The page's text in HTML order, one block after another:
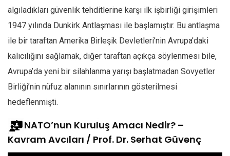
algıladıkları güvenlik tehditlerine karşı ilk işbirliği girişimleri
1947 yılında Dunkirk Antlaşması ile başlamıştır. Bu antlaşma
ile bir taraftan Amerika Birleşik Devletleri’nin Avrupa’daki
kalıcılığını sağlamak, diğer taraftan açıkça söylenmesi bile,
Avrupa’da yeni bir silahlanma yarışı başlatmadan Sovyetler
Birliği’nin nüfuz alanının sınırlarının gösterilmesi
hedeflenmişti.
NATO’nun Kuruluş Amacı Nedir? –
Kavram Avcıları / Prof. Dr. Serhat Güvenç